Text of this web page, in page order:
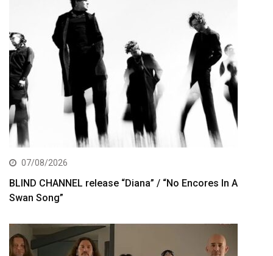
07/08/2026
BLIND CHANNEL release “Diana” / “No Encores In A
Swan Song”